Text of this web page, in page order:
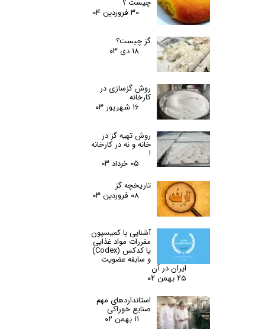
چیست ؟
۳۰ فروردین ۰۴
گز چیست؟
۱۸ دی ۰۳
روش گزسازی در
کارخانه
۱۶ شهریور ۰۳
روش تهیه گز در
خانه و نه در کارخانه
!
۰۵ خرداد ۰۳
تاریخچه گز
۰۸ فروردین ۰۳
آشنایی با کمیسیون
مقررات مواد غذایی
یا کدکس (Codex)
و سابقه عضویت
ایران در آن
۲۵ بهمن ۰۲
استانداردهای مهم
صنایع خوراکی
۱۱ بهمن ۰۲